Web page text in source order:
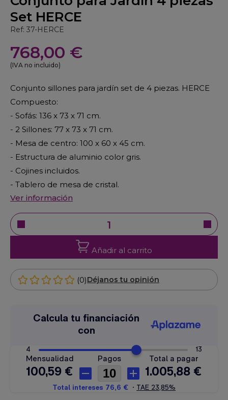
Set HERCE
Ref: 37-HERCE
768,00 €
(IVA no incluido)
Conjunto sillones para jardín set de 4 piezas. HERCE
Compuesto:
- Sofás: 136 x 73 x 71 cm.
- 2 Sillones: 77 x 73 x 71 cm.
- Mesa de centro: 100 x 60 x 45 cm.
- Estructura de aluminio color gris.
- Cojines incluidos.
- Tablero de mesa de cristal.
Ver información
Añadir al carrito
(0)Déjanos tu opinión